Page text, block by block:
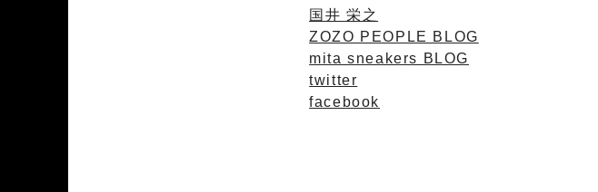
国井 栄之
ZOZO PEOPLE BLOG
mita sneakers BLOG
twitter
facebook